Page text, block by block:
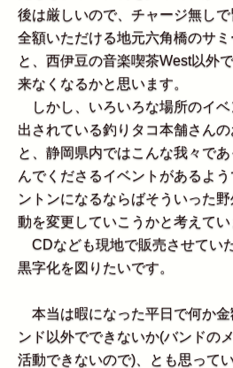
後は厳しいので、チャージ無し
全額いただける地元六角橋のサ
と、西伊豆の音楽喫茶West以外
来なくなるかと思います。
しかし、いろいろな場所のイベ
出されている釣りタコ本舗さん
と、静岡県内ではこんな我々で
んでくださるイベントがあるよ
ントンになるならばそういった
動を変更していこうかと考えてい
CDなども現地で販売させてい
黒字化を図りたいです。
本当は暇になった平日で何か
ンド以外でできないか(バンドの
活動できないので)、とも思って